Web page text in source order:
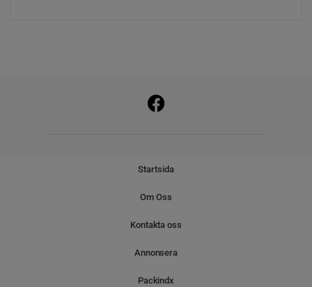
Startsida
Om Oss
Kontakta oss
Annonsera
Packindx